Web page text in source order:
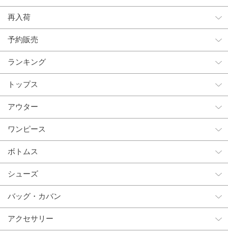
再入荷
予約販売
ランキング
トップス
アウター
ワンピース
ボトムス
シューズ
バッグ・カバン
アクセサリー